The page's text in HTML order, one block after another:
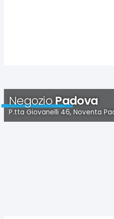
NegozioPadova
P.tta Giovanelli 46, Noventa